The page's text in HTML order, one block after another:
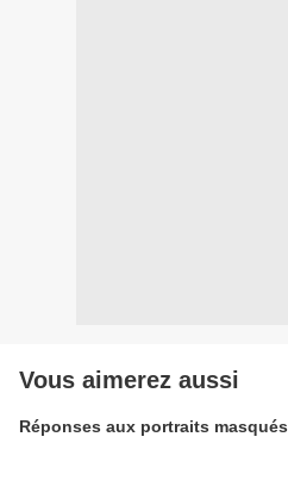
Vous aimerez aussi
Réponses aux portraits masqués